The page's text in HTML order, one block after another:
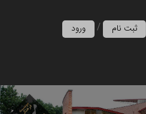
ورود / ثبت نام